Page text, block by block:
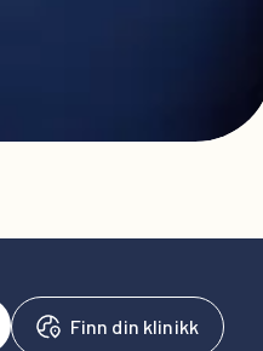
Finn din klinikk